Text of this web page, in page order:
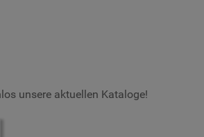
unsere aktuellen Kataloge!